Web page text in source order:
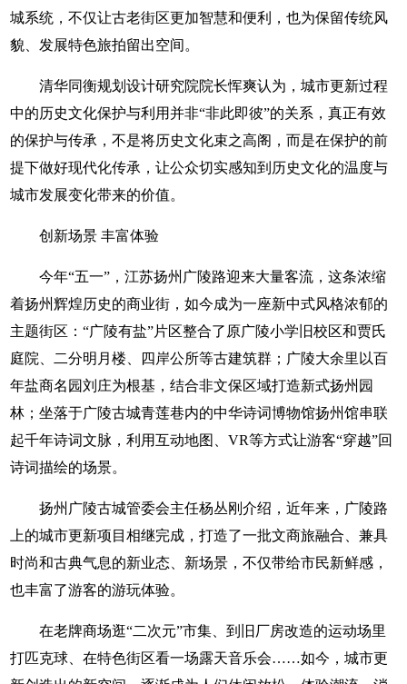
城系统，不仅让古老街区更加智慧和便利，也为保留传统风
貌、发展特色旅拍留出空间。
清华同衡规划设计研究院院长恽爽认为，城市更新过程
中的历史文化保护与利用并非“非此即彼”的关系，真正有效
的保护与传承，不是将历史文化束之高阁，而是在保护的前
提下做好现代化传承，让公众切实感知到历史文化的温度与
城市发展变化带来的价值。
创新场景 丰富体验
今年“五一”，江苏扬州广陵路迎来大量客流，这条浓缩
着扬州辉煌历史的商业街，如今成为一座新中式风格浓郁的
主题街区：“广陵有盐”片区整合了原广陵小学旧校区和贾氏
庭院、二分明月楼、四岸公所等古建筑群；广陵大余里以百
年盐商名园刘庄为根基，结合非文保区域打造新式扬州园
林；坐落于广陵古城青莲巷内的中华诗词博物馆扬州馆串联
起千年诗词文脉，利用互动地图、VR等方式让游客“穿越”回
诗词描绘的场景。
扬州广陵古城管委会主任杨丛刚介绍，近年来，广陵路
上的城市更新项目相继完成，打造了一批文商旅融合、兼具
时尚和古典气息的新业态、新场景，不仅带给市民新鲜感，
也丰富了游客的游玩体验。
在老牌商场逛“二次元”市集、到旧厂房改造的运动场里
打匹克球、在特色街区看一场露天音乐会……如今，城市更